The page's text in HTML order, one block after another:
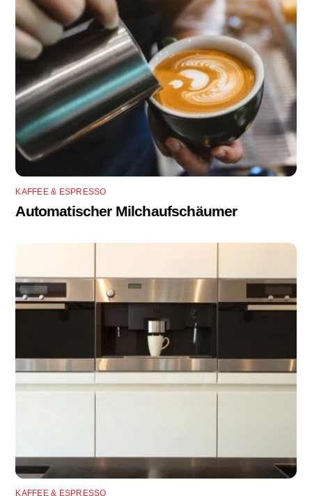
KAFFEE & ESPRESSO
Automatischer Milchaufschäumer
KAFFEE & ESPRESSO